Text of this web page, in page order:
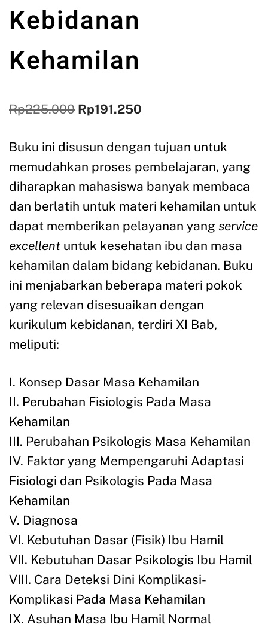
Kebidanan
Kehamilan
Rp225.000 Rp191.250
Buku ini disusun dengan tujuan untuk
memudahkan proses pembelajaran, yang
diharapkan mahasiswa banyak membaca
dan berlatih untuk materi kehamilan untuk
dapat memberikan pelayanan yang service
excellent untuk kesehatan ibu dan masa
kehamilan dalam bidang kebidanan. Buku
ini menjabarkan beberapa materi pokok
yang relevan disesuaikan dengan
kurikulum kebidanan, terdiri XI Bab,
meliputi:
I. Konsep Dasar Masa Kehamilan
II. Perubahan Fisiologis Pada Masa
Kehamilan
III. Perubahan Psikologis Masa Kehamilan
IV. Faktor yang Mempengaruhi Adaptasi
Fisiologi dan Psikologis Pada Masa
Kehamilan
V. Diagnosa
VI. Kebutuhan Dasar (Fisik) Ibu Hamil
VII. Kebutuhan Dasar Psikologis Ibu Hamil
VIII. Cara Deteksi Dini Komplikasi-
Komplikasi Pada Masa Kehamilan
IX. Asuhan Masa Ibu Hamil Normal